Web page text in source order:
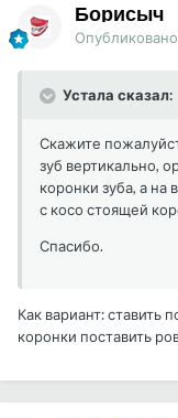
Борисыч
Опубликовано
Устала сказал:
Скажите
зуб вертикально,
коронки зуба, а на
с косо стоящей
Спасибо.
Как вариант: ставить
коронки поставить